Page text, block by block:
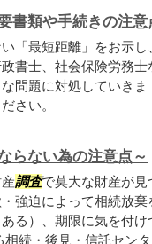
書類や手続きの注意
「最短距離」をお示し
書士、社会保険労務士
問題に対処していきま
さい。
らない為の注意点～
調査で莫大な財産が見
強迫によって相続放棄
る）、期限に気を付け
続・後見・信託セン